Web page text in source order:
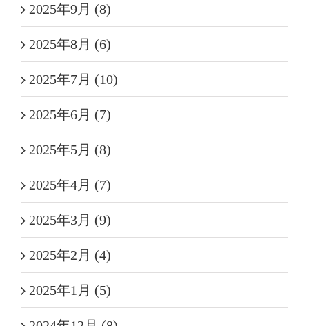
2025年9月 (8)
2025年8月 (6)
2025年7月 (10)
2025年6月 (7)
2025年5月 (8)
2025年4月 (7)
2025年3月 (9)
2025年2月 (4)
2025年1月 (5)